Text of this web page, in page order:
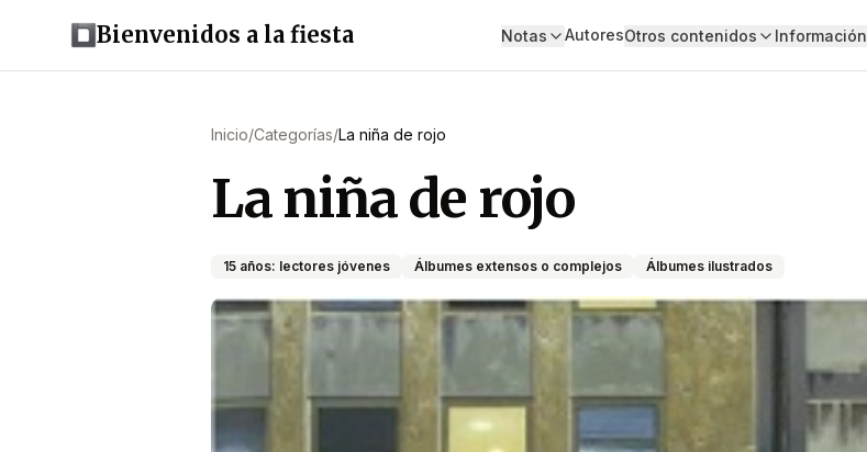
Bienvenidos a la fiesta Notas AutoresOtros contenidos Información
Inicio/Categorías/La niña de rojo
La niña de rojo
15 años: lectores jóvenes Álbumes extensos o complejos Álbumes ilustrados